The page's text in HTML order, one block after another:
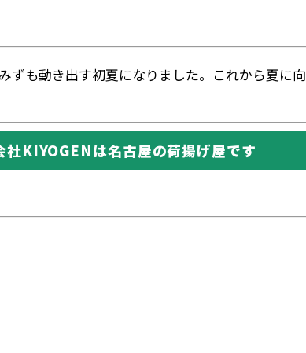
も動き出す初夏になりました。これから夏に
社KIYOGENは名古屋の荷揚げ屋です